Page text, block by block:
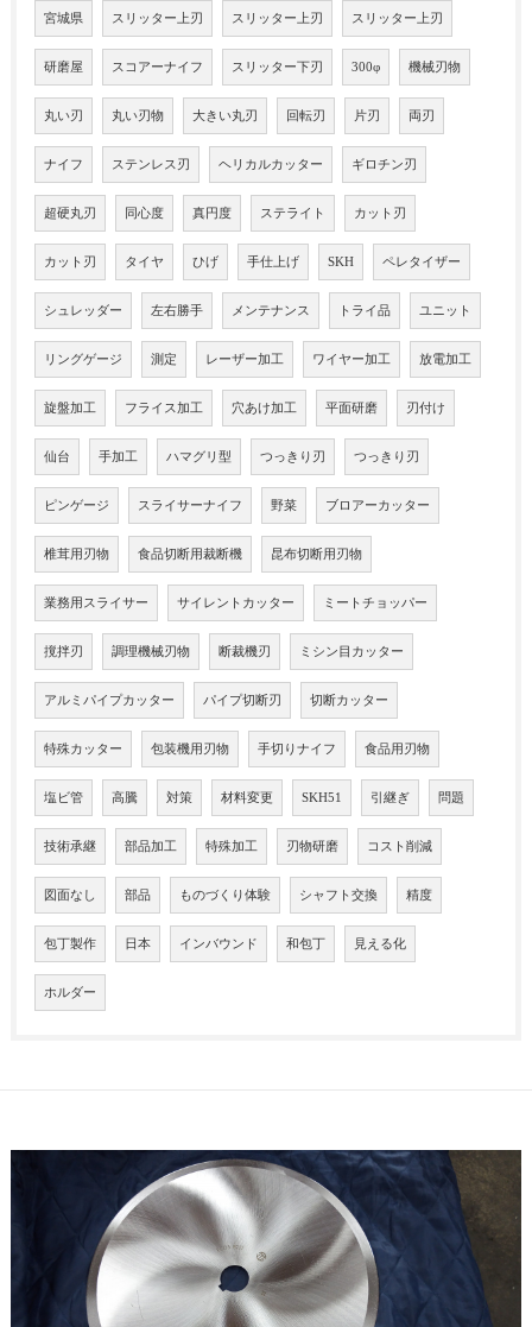
宮城県 スリッター上刃 スリッター上刃 スリッター上刃
研磨屋 スコアーナイフ スリッター下刃 300φ 機械刃物
丸い刃 丸い刃物 大きい丸刃 回転刃 片刃 両刃
ナイフ ステンレス刃 ヘリカルカッター ギロチン刃
超硬丸刃 同心度 真円度 ステライト カット刃
カット刃 タイヤ ひげ 手仕上げ SKH ペレタイザー
シュレッダー 左右勝手 メンテナンス トライ品 ユニット
リングゲージ 測定 レーザー加工 ワイヤー加工 放電加工
旋盤加工 フライス加工 穴あけ加工 平面研磨 刃付け
仙台 手加工 ハマグリ型 つっきり刃 つっきり刃
ピンゲージ スライサーナイフ 野菜 ブロアーカッター
椎茸用刃物 食品切断用裁断機 昆布切断用刃物
業務用スライサー サイレントカッター ミートチョッパー
撹拌刃 調理機械刃物 断裁機刃 ミシン目カッター
アルミパイプカッター パイプ切断刃 切断カッター
特殊カッター 包装機用刃物 手切りナイフ 食品用刃物
塩ビ管 高騰 対策 材料変更 SKH51 引継ぎ 問題
技術承継 部品加工 特殊加工 刃物研磨 コスト削減
図面なし 部品 ものづくり体験 シャフト交換 精度
包丁製作 日本 インバウンド 和包丁 見える化
ホルダー